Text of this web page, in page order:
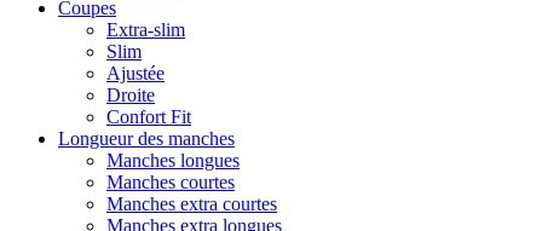
Coupes
Extra-slim
Slim
Ajustée
Droite
Confort Fit
Longueur des manches
Manches longues
Manches courtes
Manches extra courtes
Manches extra longues